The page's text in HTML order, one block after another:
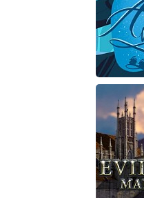
Mobile Suit